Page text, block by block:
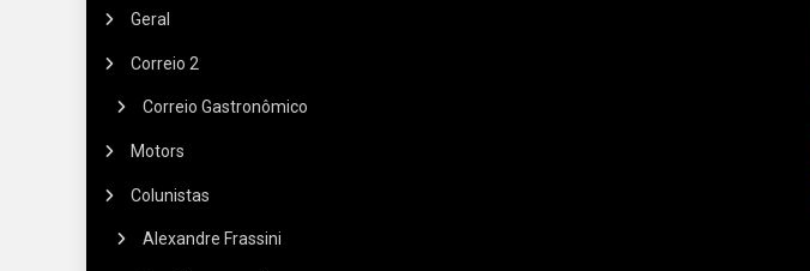
Geral
Correio 2
Correio Gastronômico
Motors
Colunistas
Alexandre Frassini